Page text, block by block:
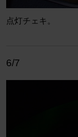
点灯チェキ。
6/7